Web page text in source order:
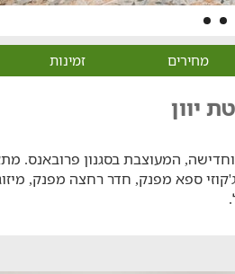
מחירים זמינות
יוון
המעוצבת בסגנון פרובאנס.
ספא מפנק, חדר רחצה מפנק,